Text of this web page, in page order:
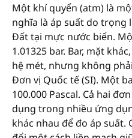
Một khí quyển (atm) là
nghĩa là áp suất do trọng
Đất tại mực nước biển.
1.01325 bar. Bar, mặt
hệ mét, nhưng không
Đơn vị Quốc tế (SI). Một
100.000 Pascal. Cả hai
dụng trong nhiều ứng
khác nhau để đo áp suất.